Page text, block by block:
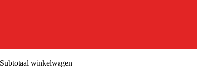
Subtotaal winkelwagen